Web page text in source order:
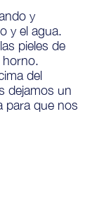
y
y el agua.
pieles de
horno.
del
dejamos un
para que nos